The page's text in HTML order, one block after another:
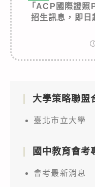
「ACP國際證
招生訊息，即日
大學策略聯盟
臺北市立大學
國中教育會考
會考最新消息